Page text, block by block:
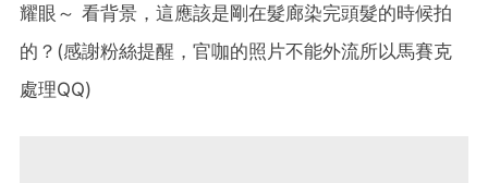
耀眼～ 看背景，這應該是剛在髮廊染完頭髮的時候拍
的？(感謝粉絲提醒，官咖的照片不能外流所以馬賽克
處理QQ)